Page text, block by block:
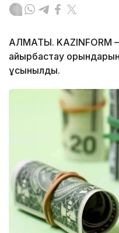
АЛМАТЫ. KAZINFORM
айырбастау
ұсынылды.